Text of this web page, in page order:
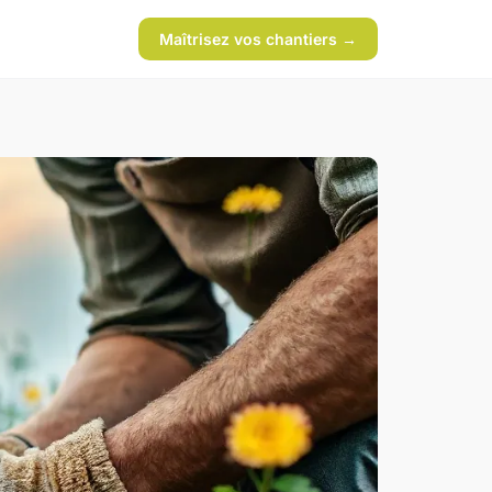
Maîtrisez vos chantiers →